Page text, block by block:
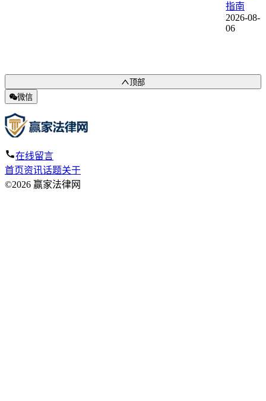
指南
2026-08-
06
顶部
微信
在线留言
首页资讯话题关于
©2026 赢家法律网